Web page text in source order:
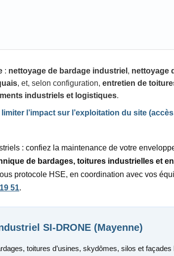
: nettoyage de bardage industriel , nettoyage
, et, selon configuration, entretien de
industriels et logistiques.
l’impact sur l’exploitation du site
: confiez la maintenance de votre
de bardages, toitures industrielles et
protocole HSE, en coordination avec vos
51.
SI-DRONE (Mayenne)
toitures d’usines, skydômes, silos et façades